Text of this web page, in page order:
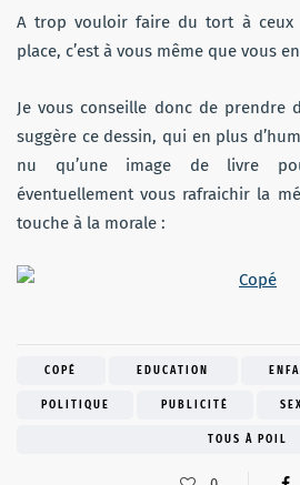
A trop vouloir faire du tort à ceux
place, c’est à vous même que vous
Je vous conseille donc de prendre
suggère ce dessin, qui en plus
nu qu’une image de livre
éventuellement vous rafraichir la
touche à la morale :
COPÉ EDUCATION
POLITIQUE PUBLICITÉ
TOUS À POIL